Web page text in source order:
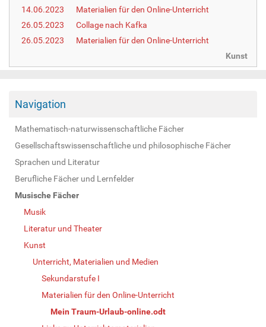
:
14.06.2023
Materialien für den Online-Unterricht
26.05.2023
Collage nach Kafka
26.05.2023
Materialien für den Online-Unterricht
Kunst
Navigation
Mathematisch-naturwissenschaftliche Fächer
Gesellschaftswissenschaftliche und philosophische Fächer
Sprachen und Literatur
Berufliche Fächer und Lernfelder
Musische Fächer
Musik
Literatur und Theater
Kunst
Unterricht, Materialien und Medien
Sekundarstufe I
Materialien für den Online-Unterricht
Mein Traum-Urlaub-online.odt